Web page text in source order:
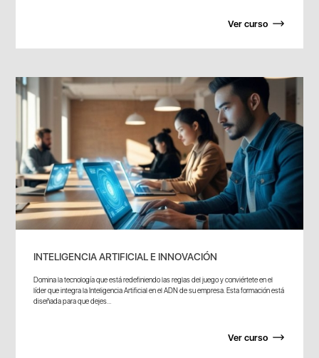
Ver curso
INTELIGENCIA ARTIFICIAL E INNOVACIÓN
Domina la tecnología que está redefiniendo las reglas del juego y conviértete en el
líder que integra la Inteligencia Artificial en el ADN de su empresa. Esta formación está
diseñada para que dejes...
Ver curso